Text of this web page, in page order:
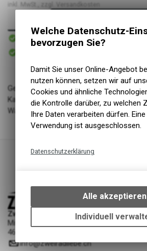
inkl. MwSt., zzgl. Versandkosten
Sofort verfügbar
Versand
Geschlecht: uni
Kategorie: accessories
Warengruppe: Werkzeug
Zweiradliebe GmbH
Mittelgäustrasse 53
4616 Kappel SO
info@zweiradliebe.ch
Welche Datenschutz-
bevorzugen Sie?
Damit Sie unser Online-Angebot
nutzen können, setzen wir auf
Cookies und ähnliche
die Kontrolle darüber, zu welchen
Ihre Daten verarbeiten dürfen.
Verwendung ist ausgeschlossen.
Datenschutzerklärung
bestimmte
Einstellungen auf
um die
Funktionen
des Warenkorbs, zu
Alle akzeptieren
Individuell